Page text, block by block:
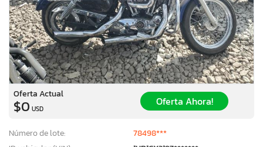
Oferta Actual
$0 USD
Oferta Ahora!
Número de lote:
78498***